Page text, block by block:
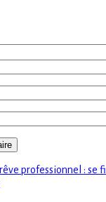
professionnel : se